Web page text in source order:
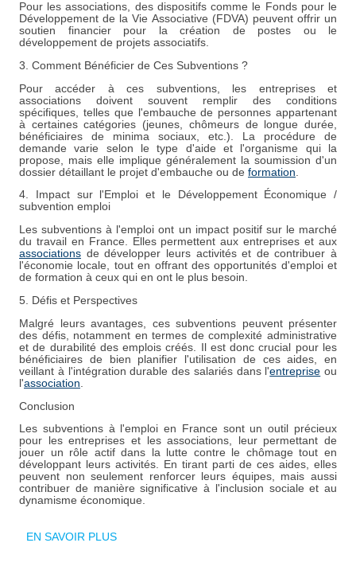
Pour les associations, des dispositifs comme le Fonds pour le
Développement de la Vie Associative (FDVA) peuvent offrir un
soutien financier pour la création de postes ou le
développement de projets associatifs.
3. Comment Bénéficier de Ces Subventions ?
Pour accéder à ces subventions, les entreprises et
associations doivent souvent remplir des conditions
spécifiques, telles que l'embauche de personnes appartenant
à certaines catégories (jeunes, chômeurs de longue durée,
bénéficiaires de minima sociaux, etc.). La procédure de
demande varie selon le type d'aide et l'organisme qui la
propose, mais elle implique généralement la soumission d'un
dossier détaillant le projet d'embauche ou de formation
4. Impact sur l'Emploi et le Développement Économique /
subvention emploi
Les subventions à l'emploi ont un impact positif sur le marché
du travail en France. Elles permettent aux entreprises et aux
associations de développer leurs activités et de contribuer à
l'économie locale, tout en offrant des opportunités d'emploi et
de formation à ceux qui en ont le plus besoin.
5. Défis et Perspectives
Malgré leurs avantages, ces subventions peuvent présenter
des défis, notamment en termes de complexité administrative
et de durabilité des emplois créés. Il est donc crucial pour les
bénéficiaires de bien planifier l'utilisation de ces aides, en
veillant à l'intégration durable des salariés dans l'entreprise ou
l'association
Conclusion
Les subventions à l'emploi en France sont un outil précieux
pour les entreprises et les associations, leur permettant de
jouer un rôle actif dans la lutte contre le chômage tout en
développant leurs activités. En tirant parti de ces aides, elles
peuvent non seulement renforcer leurs équipes, mais aussi
contribuer de manière significative à l'inclusion sociale et au
dynamisme économique.
EN SAVOIR PLUS